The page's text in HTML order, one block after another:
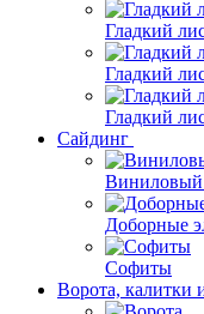
Гладкий
Гладкий
Гладкий
Сайдинг
Виниловый
Доборные
Софиты
Ворота, калитки